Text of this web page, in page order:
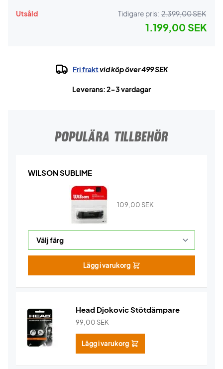
Utsåld Tidigare pris: 2.399,00 SEK
1.199,00 SEK
Fri fraktvid köp över 499 SEK
Leverans: 2-3 vardagar
POPULÄRA TILLBEHÖR
WILSON SUBLIME
109,00 SEK
Lägg i varukorg
Head Djokovic Stötdämpare
99,00 SEK
Lägg i varukorg